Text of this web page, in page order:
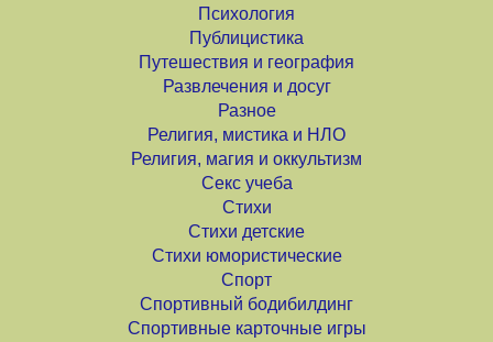
Психология
Публицистика
Путешествия и география
Развлечения и досуг
Разное
Религия, мистика и НЛО
Религия, магия и оккультизм
Секс учеба
Стихи
Стихи детские
Стихи юмористические
Спорт
Спортивный бодибилдинг
Спортивные карточные игры